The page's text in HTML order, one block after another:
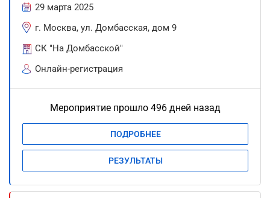
29 марта 2025
г. Москва, ул. Домбасская, дом 9
СК "На Домбасской"
Онлайн-регистрация
Мероприятие прошло 496 дней назад
ПОДРОБНЕЕ
РЕЗУЛЬТАТЫ